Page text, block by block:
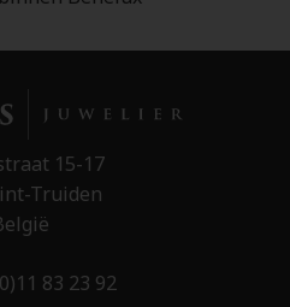
15-17
Truiden
83 23 92